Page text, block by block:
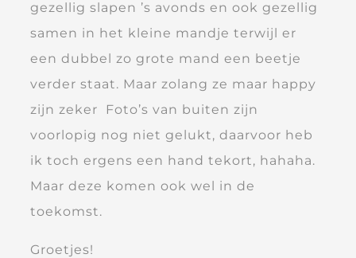
gezellig slapen ’s avonds en ook gezellig
samen in het kleine mandje terwijl er
een dubbel zo grote mand een beetje
verder staat. Maar zolang ze maar happy
zijn zeker Foto’s van buiten zijn
voorlopig nog niet gelukt, daarvoor heb
ik toch ergens een hand tekort, hahaha.
Maar deze komen ook wel in de
toekomst.
Groetjes!